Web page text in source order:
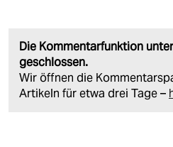
Die Kommentarfunktion
geschlossen.
Wir öffnen die
Artikeln für etwa drei Tage –